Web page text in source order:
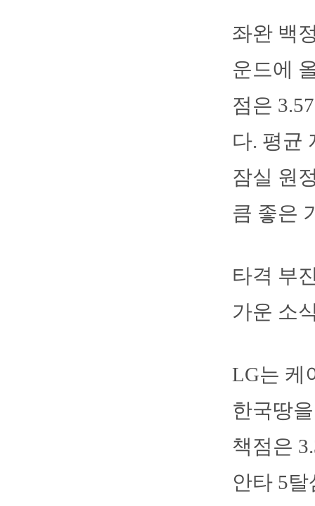
좌완 백
운드에
점은
다. 평균
잠실 원
큼 좋은
타격 부
가운 소
LG는 케
한국땅
책점은
안타 5